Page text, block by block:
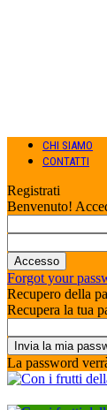
CHI SIAMO
CONTATTI
Registrati
Benvenuto!
Forgot your
Recupero della
Recupera la tua
La password